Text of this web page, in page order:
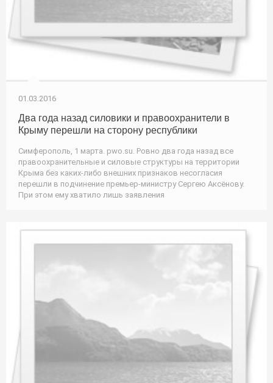
01.03.2016
Два года назад силовики и правоохранители в
Крыму перешли на сторону республики
Симферополь, 1 марта. pwo.su. Ровно два года назад все
правоохранительные и силовые структуры на территории
Крыма без каких-либо внешних признаков несогласия
перешли в подчинение премьер-министру Сергею Аксёнову.
При этом ему хватило лишь заявления